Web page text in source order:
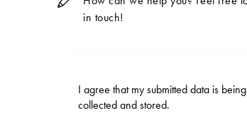
I agree that my submitted data is being
collected and stored.